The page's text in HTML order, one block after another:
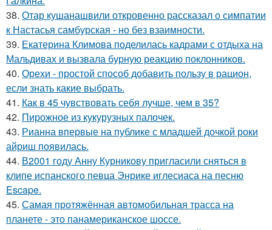
38. Отар кушанашвили откровенно рассказал о симпатии
к Настасья самбурская - но без взаимности.
39. Екатерина Климова поделилась кадрами с отдыха на
Мальдивах и вызвала бурную реакцию поклонников.
40. Орехи - простой способ добавить пользу в рацион,
если знать какие выбрать.
41. Как в 45 чувствовать себя лучше, чем в 35?
42. Пирожное из кукурузных палочек.
43. Рианна впервые на публике с младшей дочкой роки
айриш появилась.
44. В2001 году Анну Курникову пригласили сняться в
клипе испанского певца Энрике иглесиаса на песню
Escape.
45. Самая протяжённая автомобильная трасса на
планете - это панамериканское шоссе.